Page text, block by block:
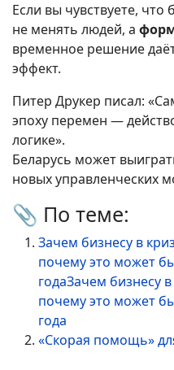
Если вы чувствуете, что
не менять людей, а
временное решение
эффект.
Питер Друкер писал:
эпоху перемен —
логике».
Беларусь может
новых управленческих
📎 По теме:
Зачем бизнесу в
почему это может
годаЗачем бизнесу
почему это может
года
«Скорая помощь»